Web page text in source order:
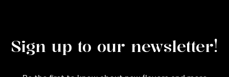
Sign up to our newsletter!